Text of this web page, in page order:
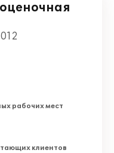
рабочих мест
клиентов